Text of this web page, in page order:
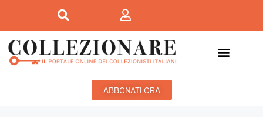
ABBONATI ORA